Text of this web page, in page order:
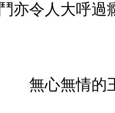
鬥亦令人大呼過
無心無情的